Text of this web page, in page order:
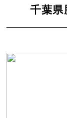
千葉県